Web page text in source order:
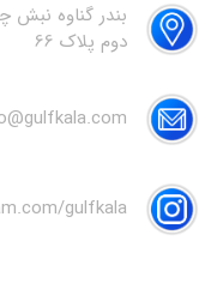
بندر گناوه نبش
دوم پلاک 66
gulfkala